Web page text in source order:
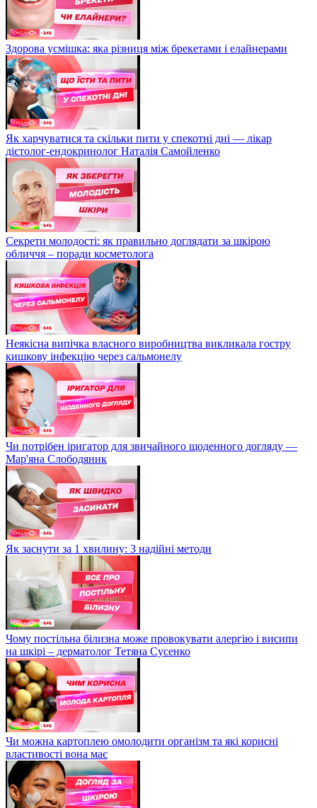
Здорова усмішка: яка різниця між брекетами і елайнерами
Як харчуватися та скільки пити у спекотні дні — лікар
дієтолог-ендокринолог Наталія Самойленко
Секрети молодості: як правильно доглядати за шкірою
обличчя – поради косметолога
Неякісна випічка власного виробництва викликала гостру
кишкову інфекцію через сальмонелу
Чи потрібен іригатор для звичайного щоденного догляду —
Мар'яна Слободяник
Як заснути за 1 хвилину: 3 надійні методи
Чому постільна білизна може провокувати алергію і висипи
на шкірі – дерматолог Тетяна Сусенко
Чи можна картоплею омолодити організм та які корисні
властивості вона має